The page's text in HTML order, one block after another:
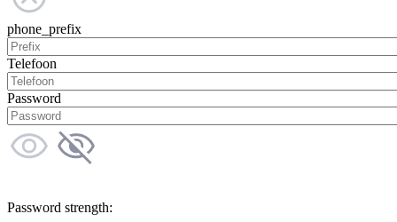
phone_prefix
Telefoon
Password
Password strength: